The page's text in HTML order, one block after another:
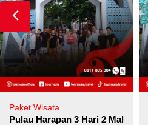
Paket Wisata
Pulau Harapan 3 Hari 2 Malam